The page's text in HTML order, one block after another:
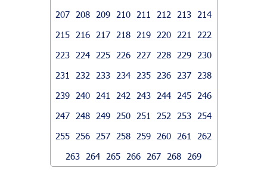
207
208 209 210 211 212 213
214
215
216 217 218 219 220 221
222
223
224 225 226 227 228 229
230
231
232 233 234 235 236 237
238
239
240 241 242 243 244 245
246
247
248 249 250 251 252 253
254
255
256 257 258 259 260 261
262
263
264 265 266 267 268 269